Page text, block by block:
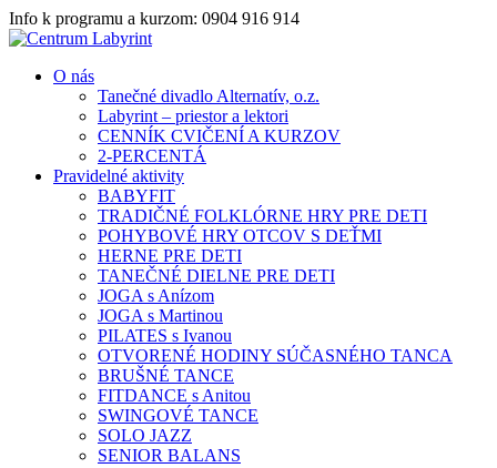
Info k programu a kurzom: 0904 916 914
O nás
Tanečné divadlo Alternatív, o.z.
Labyrint – priestor a lektori
CENNÍK CVIČENÍ A KURZOV
2-PERCENTÁ
Pravidelné aktivity
BABYFIT
TRADIČNÉ FOLKLÓRNE HRY PRE DETI
POHYBOVÉ HRY OTCOV S DEŤMI
HERNE PRE DETI
TANEČNÉ DIELNE PRE DETI
JOGA s Anízom
JOGA s Martinou
PILATES s Ivanou
OTVORENÉ HODINY SÚČASNÉHO TANCA
BRUŠNÉ TANCE
FITDANCE s Anitou
SWINGOVÉ TANCE
SOLO JAZZ
SENIOR BALANS